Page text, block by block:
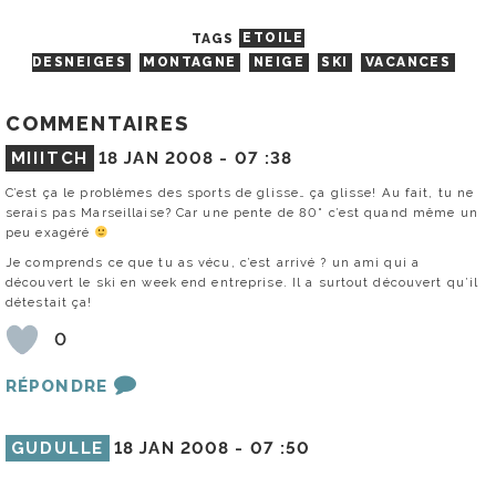
TAGS
ETOILE
DESNEIGES
MONTAGNE NEIGE SKI VACANCES
COMMENTAIRES
MIIITCH 18 JAN 2008 - 07 :38
C’est ça le problèmes des sports de glisse… ça glisse! Au fait, tu ne
serais pas Marseillaise? Car une pente de 80° c’est quand même un
peu exagéré
Je comprends ce que tu as vécu, c’est arrivé ? un ami qui a
découvert le ski en week end entreprise. Il a surtout découvert qu’il
détestait ça!
0
RÉPONDRE
GUDULLE 18 JAN 2008 - 07 :50